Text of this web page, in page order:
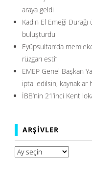
araya geldi
Kadın El Emeği
buluşturdu
Eyüpsultan’da
rüzgarı esti”
EMEP Genel Başkan
iptal edilsin, kaynaklar
İBB’nin 21’inci Kent
ARŞIVLER
Arşivler